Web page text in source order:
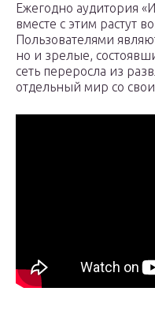
Ежегодно аудитория
вместе с этим растут
Пользователями
но и зрелые,
сеть переросла из
отдельный мир со